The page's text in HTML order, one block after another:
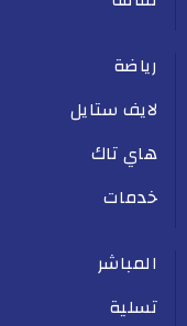
رياضة
لايف ستايل
هاي تاك
خدمات
المباشر
تسلية